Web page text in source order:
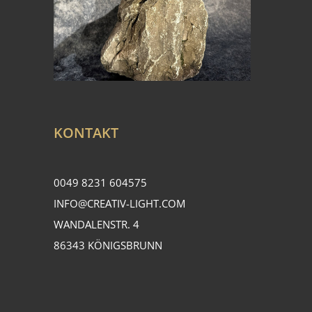
KONTAKT
0049 8231 604575
INFO@CREATIV-LIGHT.COM
WANDALENSTR. 4
86343 KÖNIGSBRUNN